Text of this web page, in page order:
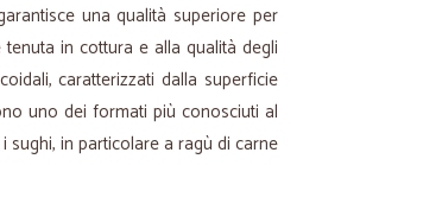
una qualità superiore per
in cottura e alla qualità degli
caratterizzati dalla superficie
uno dei formati più conosciuti al
in particolare a ragù di carne